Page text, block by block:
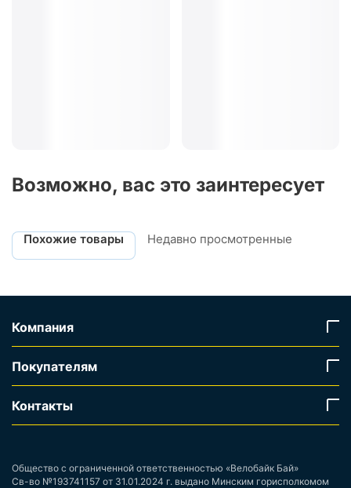
Возможно, вас это заинтересует
Похожие товары Недавно просмотренные
Компания
Покупателям
Контакты
Общество с ограниченной ответственностью «Велобайк Бай»
Св-во №193741157 от 31.01.2024 г. выдано Минским горисполкомом